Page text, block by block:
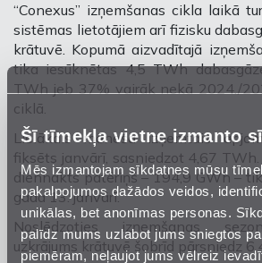
Šī tīmekļa vietne izmanto
Mēs izmantojam sīkdatnes mūsu
pakalpojumos dažādos veidos,
unikālas, bet anonīmas personas.
palīdz mums uzlabot jums sniegtos
piemēram, neļaujot jums vēlreiz
“Conexus” izņemšanas cikla laikā
sistēmas lietotājiem arī fizisku
krātuvē. Kopumā aizvadītajā
tika iesūknētas 4,5 TWh
TWh jeb 37% vairāk nekā 2024./
ciklā.
Lielākais mēneša izņemtais
fiksēts janvārī, sasniedzot 4,67
diennakts patēriņš – 194,9 GWh –
gada 13. janvārī.
Noslēdzoties izņemšanas
uzkrājums krātuvē šobrīd pārsniedz